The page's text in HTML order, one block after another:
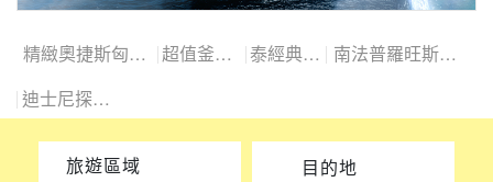
精緻奧捷斯匈四國 超值釜慶邱 泰經典6日
南法普羅旺斯10日
迪士尼探險號
旅遊區域 目的地